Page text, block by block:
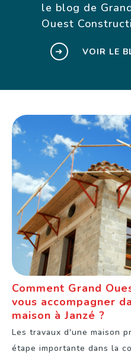
le blog de
Ouest
➜ VOIR LE
Comment Grand
vous accompagner
maison à Janzé ?
Les travaux d'une maison
étape importante dans la